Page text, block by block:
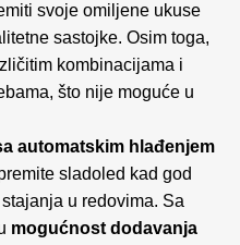
svoje omiljene ukuse
sastojke. Osim toga,
kombinacijama i
što nije moguće u
automatskim hlađenjem
sladoled kad god
u redovima. Sa
mogućnost dodavanja